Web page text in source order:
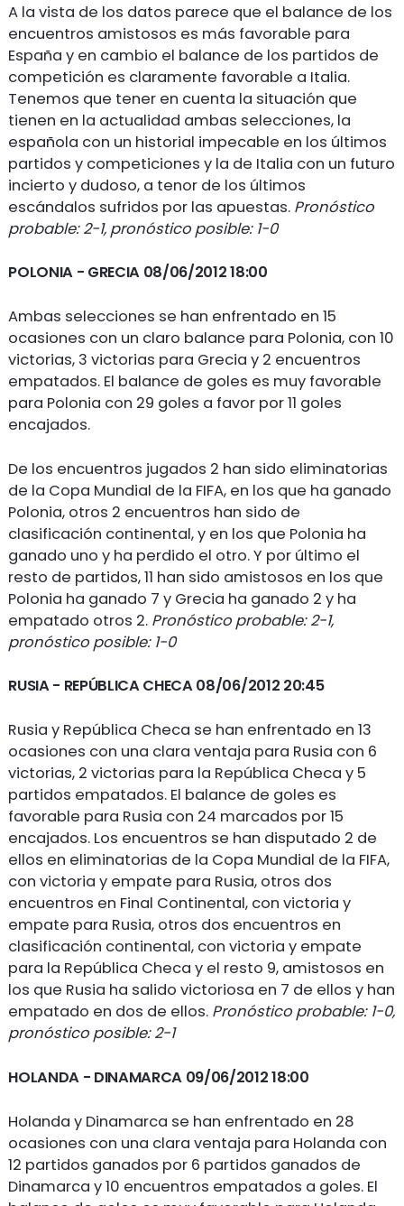
A la vista de los datos parece que el balance de los
encuentros amistosos es más favorable para
España y en cambio el balance de los partidos de
competición es claramente favorable a Italia.
Tenemos que tener en cuenta la situación que
tienen en la actualidad ambas selecciones, la
española con un historial impecable en los últimos
partidos y competiciones y la de Italia con un futuro
incierto y dudoso, a tenor de los últimos
escándalos sufridos por las apuestas. Pronóstico
probable: 2-1, pronóstico posible: 1-0
POLONIA - GRECIA 08/06/2012 18:00
Ambas selecciones se han enfrentado en 15
ocasiones con un claro balance para Polonia, con 10
victorias, 3 victorias para Grecia y 2 encuentros
empatados. El balance de goles es muy favorable
para Polonia con 29 goles a favor por 11 goles
encajados.
De los encuentros jugados 2 han sido eliminatorias
de la Copa Mundial de la FIFA, en los que ha ganado
Polonia, otros 2 encuentros han sido de
clasificación continental, y en los que Polonia ha
ganado uno y ha perdido el otro. Y por último el
resto de partidos, 11 han sido amistosos en los que
Polonia ha ganado 7 y Grecia ha ganado 2 y ha
empatado otros 2. Pronóstico probable: 2-1,
pronóstico posible: 1-0
RUSIA - REPÚBLICA CHECA 08/06/2012 20:45
Rusia y República Checa se han enfrentado en 13
ocasiones con una clara ventaja para Rusia con 6
victorias, 2 victorias para la República Checa y 5
partidos empatados. El balance de goles es
favorable para Rusia con 24 marcados por 15
encajados. Los encuentros se han disputado 2 de
ellos en eliminatorias de la Copa Mundial de la FIFA,
con victoria y empate para Rusia, otros dos
encuentros en Final Continental, con victoria y
empate para Rusia, otros dos encuentros en
clasificación continental, con victoria y empate
para la República Checa y el resto 9, amistosos en
los que Rusia ha salido victoriosa en 7 de ellos y han
empatado en dos de ellos. Pronóstico probable: 1-0,
pronóstico posible: 2-1
HOLANDA - DINAMARCA 09/06/2012 18:00
Holanda y Dinamarca se han enfrentado en 28
ocasiones con una clara ventaja para Holanda con
12 partidos ganados por 6 partidos ganados de
Dinamarca y 10 encuentros empatados a goles. El